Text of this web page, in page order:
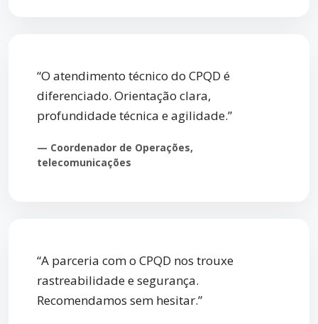
“O atendimento técnico do CPQD é
diferenciado. Orientação clara,
profundidade técnica e agilidade.”
— Coordenador de Operações,
telecomunicações
“A parceria com o CPQD nos trouxe
rastreabilidade e segurança.
Recomendamos sem hesitar.”